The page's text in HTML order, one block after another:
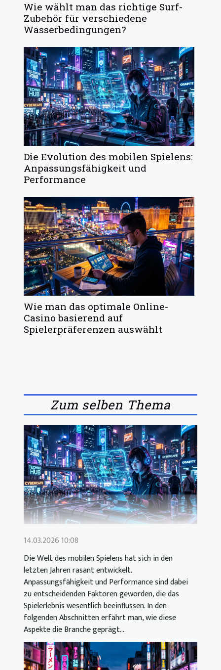
Wie wählt man das richtige Surf-
Zubehör für verschiedene
Wasserbedingungen?
Die Evolution des mobilen Spielens:
Anpassungsfähigkeit und
Performance
Wie man das optimale Online-
Casino basierend auf
Spielerpräferenzen auswählt
Zum selben Thema
14.03.2026 10:08
Die Welt des mobilen Spielens hat sich in den
letzten Jahren rasant entwickelt.
Anpassungsfähigkeit und Performance sind dabei
zu entscheidenden Faktoren geworden, die das
Spielerlebnis wesentlich beeinflussen. In den
folgenden Abschnitten erfährt man, wie diese
Aspekte die Branche geprägt...